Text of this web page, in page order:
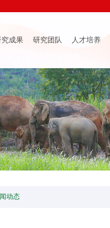
究成果 研究团队 人才培养
动态